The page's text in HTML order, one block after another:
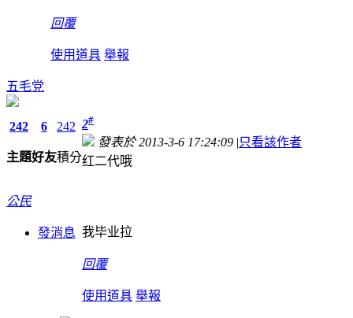
回覆
使用道具 舉報
五毛党
242
主題
6
好友
242
積分
公民
發消息
2#
發表於 2013-3-6 17:24:09 |只看該作者
红二代哦
我毕业拉
回覆
使用道具 舉報